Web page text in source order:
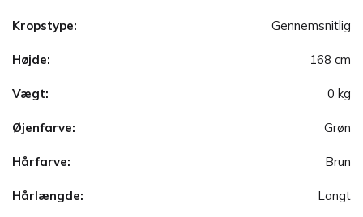
Kropstype: Gennemsnitlig
Højde: 168 cm
Vægt: 0 kg
Øjenfarve: Grøn
Hårfarve: Brun
Hårlængde: Langt